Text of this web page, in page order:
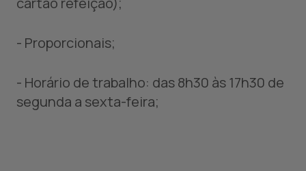
- Proporcionais;
- Horário de trabalho: das 8h30 às 17h30 de
segunda a sexta-feira;